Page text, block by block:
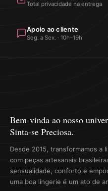
Total privacidade na entrega
Apoio ao cliente
Seg. a Sex. · 10h–19h
Bem-vinda ao nosso
Sinta-se Preciosa.
Desde 2015, transformamos a
com peças artesanais
sensualidade, conforto e
uma boa lingerie é um ato de